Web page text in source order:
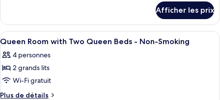
chambre :
King
Room
-
Non-
Smoking
King
Room
-
Smoking
Afficher les prix
Afficher
toutes
les
photos
pour
ce
Une chambre d’hôtel avec deux lits,
2
Queen Room with Two Queen Beds - Non-Smoking
4 personnes
2 grands lits
Wi-Fi gratuit
Plus de détails
Plus